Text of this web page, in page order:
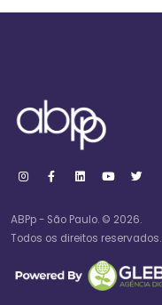
ABPp - São Paulo. © 2026.
Todos os direitos reservados.